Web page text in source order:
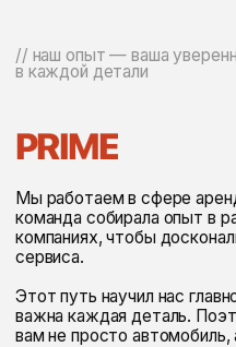
ПОХОЖИЕ
АВТОМОБИЛИ